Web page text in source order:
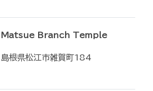
Matsue Branch Temple
島根県松江市雑賀町184